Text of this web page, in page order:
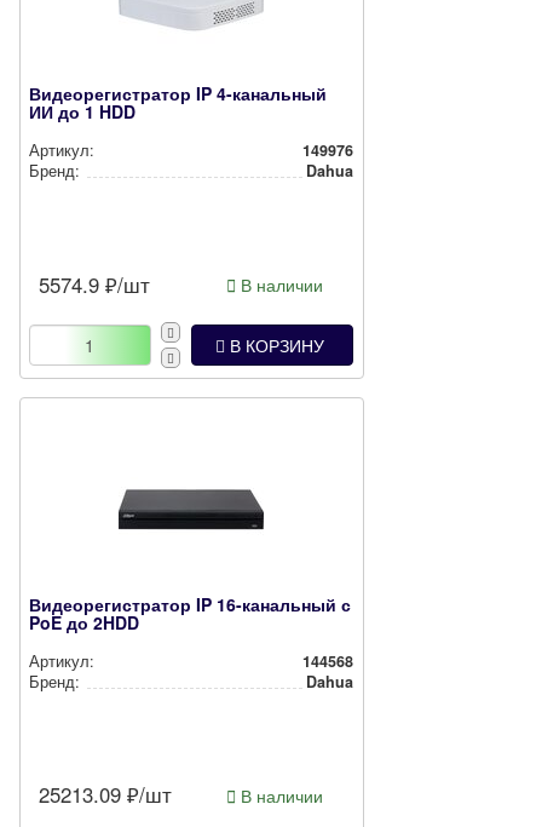
Видеорегистратор IP 4-канальный
ИИ до 1 HDD
Артикул:
149976
Бренд:
Dahua
5574.9 ₽/шт В наличии
В КОРЗИНУ
Видеорегистратор IP 16-канальный с
PoE до 2HDD
Артикул:
144568
Бренд:
Dahua
25213.09 ₽/шт В наличии